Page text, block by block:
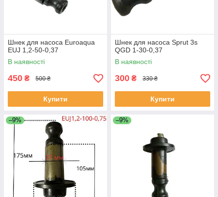
Шнек для насоса Euroaqua
EUJ 1,2-50-0,37
В наявності
450 ₴ 500 ₴
Купити
Шнек для насоса Sprut 3s
QGD 1-30-0,37
В наявності
300 ₴ 330 ₴
Купити
–9% –9%